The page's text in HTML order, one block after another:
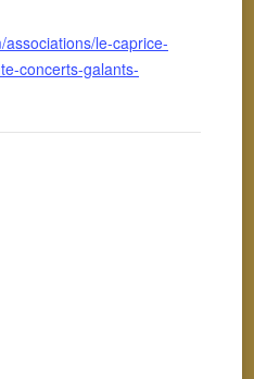
associations/le-caprice-
concerts-galants-